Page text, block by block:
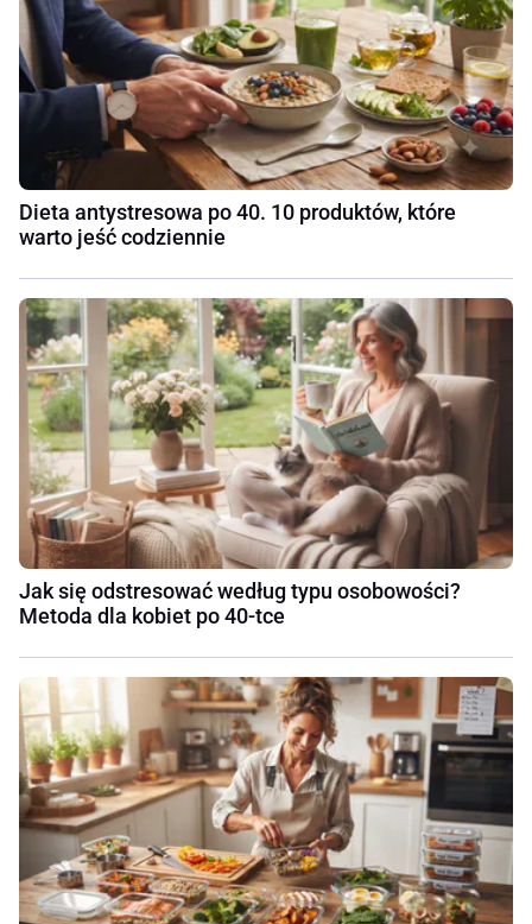
Dieta antystresowa po 40. 10 produktów, które
warto jeść codziennie
Jak się odstresować według typu osobowości?
Metoda dla kobiet po 40-tce